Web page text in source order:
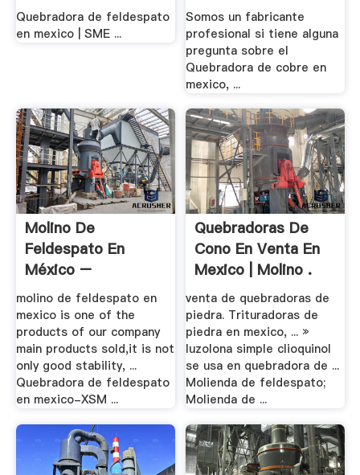
Quebradora de feldespato
en mexico | SME ...
Somos un fabricante
profesional si tiene alguna
pregunta sobre el
Quebradora de cobre en
mexico, ...
Molino De
Feldespato En
México –
Trituradora .
molino de feldespato en
mexico is one of the
products of our company
main products sold,it is not
only good stability, ...
Quebradora de feldespato
en mexico-XSM ...
Quebradoras De
Cono En Venta En
Mexico | Molino .
venta de quebradoras de
piedra. Trituradoras de
piedra en mexico, ... »
luzolona simple clioquinol
se usa en quebradora de ...
Molienda de feldespato;
Molienda de ...